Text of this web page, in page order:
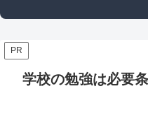
PR
学校の勉強は必要